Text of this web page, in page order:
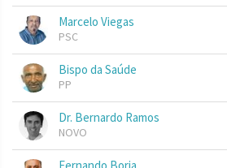
Marcelo Viegas
PSC
Bispo da Saúde
PP
Dr. Bernardo Ramos
NOVO